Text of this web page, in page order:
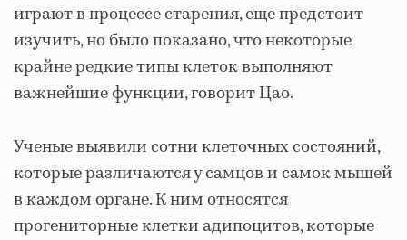
играют в процессе старения, еще предстоит
изучить, но было показано, что некоторые
крайне редкие типы клеток выполняют
важнейшие функции, говорит Цао.
Ученые выявили сотни клеточных состояний,
которые различаются у самцов и самок мышей
в каждом органе. К ним относятся
прогениторные клетки адипоцитов, которые